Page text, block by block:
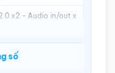
x2 - Audio in/out x
số